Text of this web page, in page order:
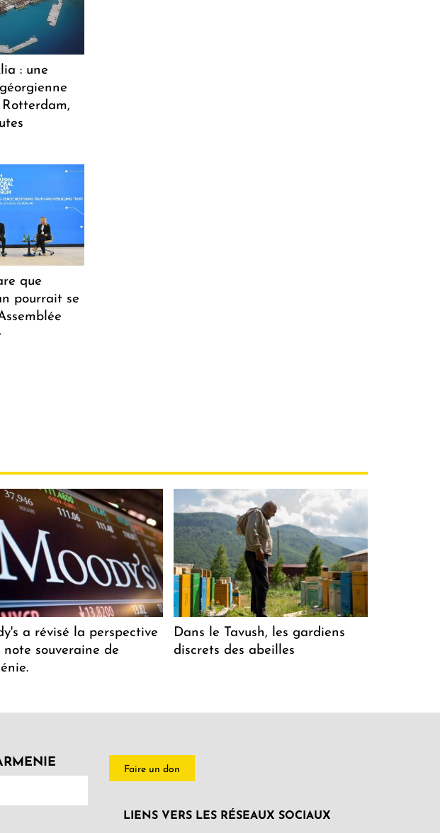
: une
que
pourrait se
a révisé la perspective
note souveraine de
Dans le Tavush, les gardiens
discrets des abeilles
Faire un don
LIENS VERS LES RÉSEAUX SOCIAUX